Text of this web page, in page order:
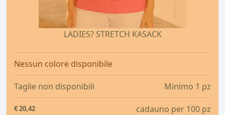
LADIES? STRETCH KASACK
Nessun colore disponibile
Taglie non disponibili Minimo 1 pz
€20,42
cadauno per 100 pz